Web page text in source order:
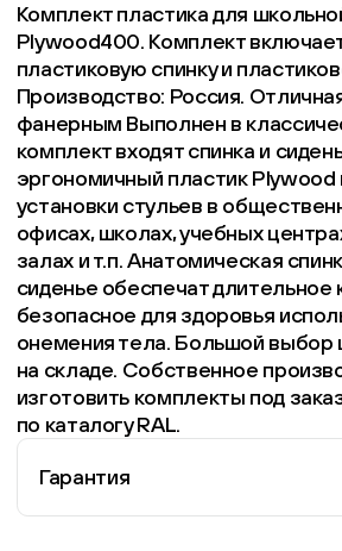
Комплект пластика для
Plywood400. Комплект
пластиковую спинку и
Производство: Россия.
фанерным Выполнен в
комплект входят спинка и
эргономичный пластик
установки стульев в
офисах, школах, учебных
залах и т.п. Анатомическая
сиденье обеспечат
безопасное для здоровья
онемения тела. Большой выбор
на складе. Собственное
изготовить комплекты под
по каталогу RAL.
Гарантия
Информация о гарантии